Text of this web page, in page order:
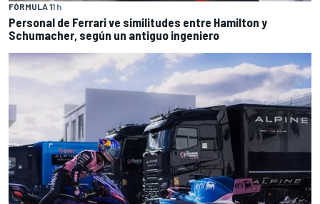
FÓRMULA 11 h
Personal de Ferrari ve similitudes entre Hamilton y
Schumacher, según un antiguo ingeniero